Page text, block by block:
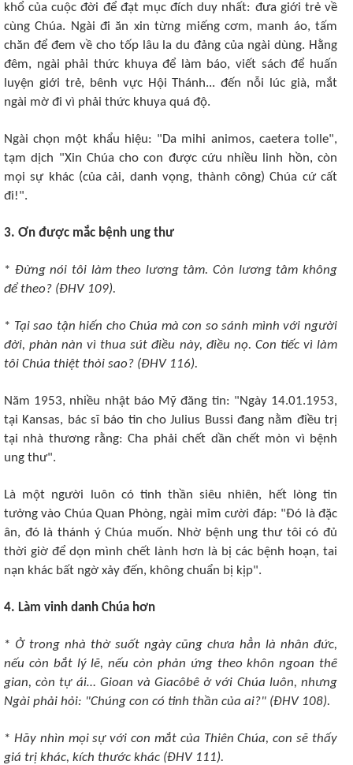
khổ của cuộc đời để đạt mục đích duy nhất: đưa giới trẻ về
cùng Chúa. Ngài đi ăn xin từng miếng cơm, manh áo, tấm
chăn để đem về cho tốp lâu la du đảng của ngài dùng. Hằng
đêm, ngài phải thức khuya để làm báo, viết sách để huấn
luyện giới trẻ, bênh vực Hội Thánh... đến nỗi lúc già, mắt
ngài mờ đi vì phải thức khuya quá độ.
Ngài chọn một khẩu hiệu: "Da mihi animos, caetera tolle",
tạm dịch "Xin Chúa cho con được cứu nhiều linh hồn, còn
mọi sự khác (của cải, danh vọng, thành công) Chúa cứ cất
đi!".
3. Ơn được mắc bệnh ung thư
* Ðừng nói tôi làm theo lương tâm. Còn lương tâm không
để theo? (ÐHV 109).
* Tại sao tận hiến cho Chúa mà con so sánh mình với người
đời, phàn nàn vì thua sút điều này, điều nọ. Con tiếc vì làm
tôi Chúa thiệt thòi sao? (ÐHV 116).
Năm 1953, nhiều nhật báo Mỹ đăng tin: "Ngày 14.01.1953,
tại Kansas, bác sĩ báo tin cho Julius Bussi đang nằm điều trị
tại nhà thương rằng: Cha phải chết dần chết mòn vì bệnh
ung thư".
Là một người luôn có tinh thần siêu nhiên, hết lòng tin
tưởng vào Chúa Quan Phòng, ngài mỉm cười đáp: "Ðó là đặc
ân, đó là thánh ý Chúa muốn. Nhờ bệnh ung thư tôi có đủ
thời giờ để dọn mình chết lành hơn là bị các bệnh hoạn, tai
nạn khác bất ngờ xảy đến, không chuẩn bị kịp".
4. Làm vinh danh Chúa hơn
* Ở trong nhà thờ suốt ngày cũng chưa hẳn là nhân đức,
nếu còn bắt lý lẽ, nếu còn phản ứng theo khôn ngoan thế
gian, còn tự ái… Gioan và Giacôbê ở với Chúa luôn, nhưng
Ngài phải hỏi: "Chúng con có tinh thần của ai?" (ÐHV 108).
* Hãy nhìn mọi sự với con mắt của Thiên Chúa, con sẽ thấy
giá trị khác, kích thước khác (ÐHV 111).